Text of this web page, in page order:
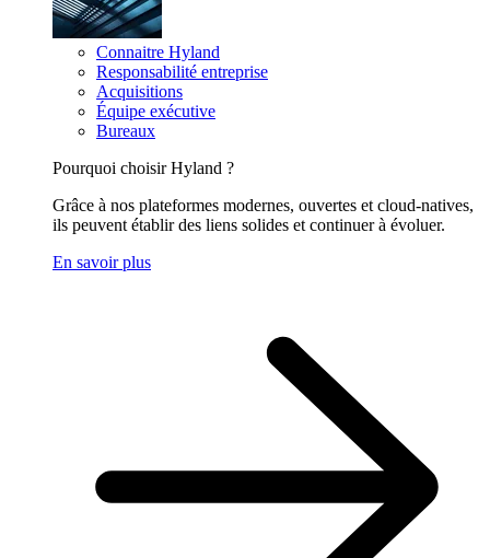
Connaitre Hyland
Responsabilité entreprise
Acquisitions
Équipe exécutive
Bureaux
Pourquoi choisir Hyland ?
Grâce à nos plateformes modernes, ouvertes et cloud-natives,
ils peuvent établir des liens solides et continuer à évoluer.
En savoir plus